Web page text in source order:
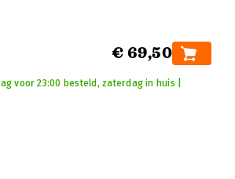
€ 69,50
voor 23:00 besteld, zaterdag in huis |